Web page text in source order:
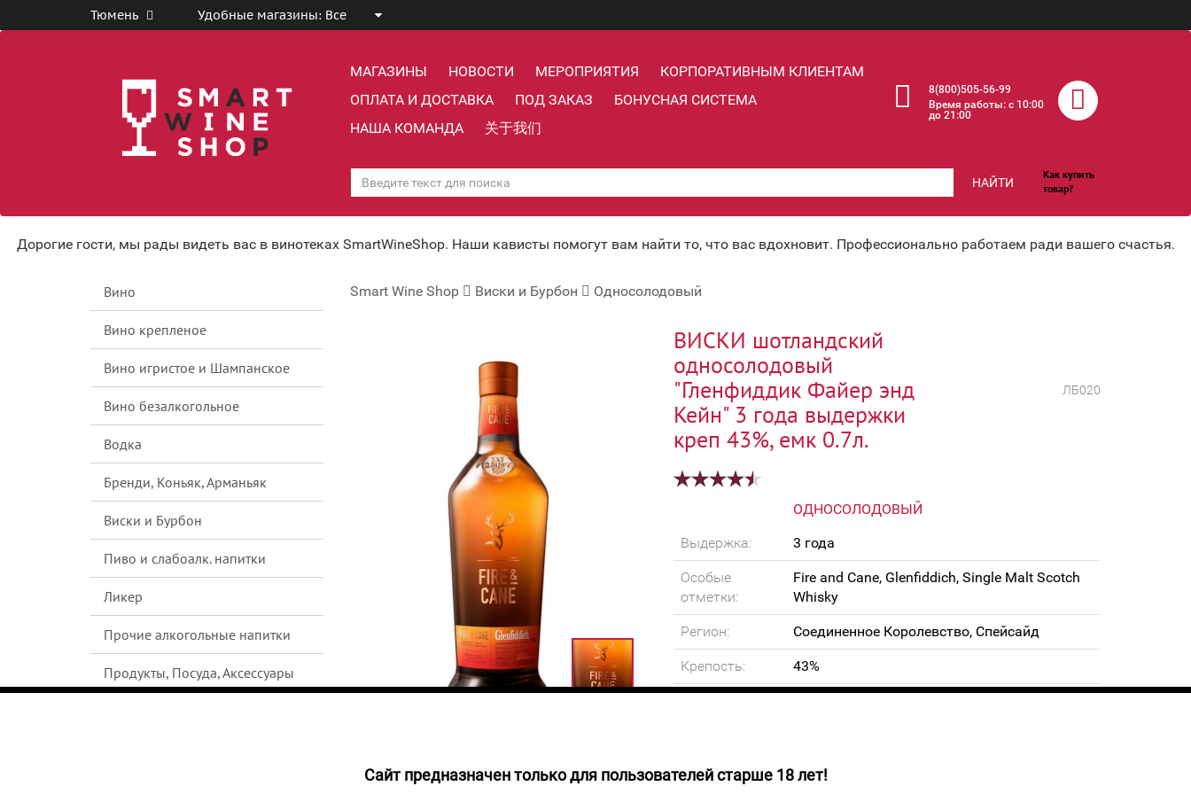
Тюмень Удобные магазины: Все
МАГАЗИНЫ НОВОСТИ МЕРОПРИЯТИЯ
КОРПОРАТИВНЫМ КЛИЕНТАМ
ОПЛАТА И ДОСТАВКА
ПОД ЗАКАЗ
БОНУСНАЯ СИСТЕМА
НАША КОМАНДА
关于我们
8(800)505-56-99
Время работы: c 10:00
до 21:00
НАЙТИ
Как купить
товар?
Дорогие гости, мы рады видеть вас в винотеках SmartWineShop. Наши кависты помогут вам найти то, что вас вдохновит. Профессионально работаем ради вашего счастья.
Вино
Вино крепленое
Вино игристое и Шампанское
Вино безалкогольное
Водка
Бренди, Коньяк, Арманьяк
Виски и Бурбон
Пиво и слабоалк. напитки
Ликер
Прочие алкогольные напитки
Продукты, Посуда, Аксессуары
Smart Wine Shop Виски и Бурбон Односолодовый
ВИСКИ шотландский
односолодовый
"Гленфиддик Файер энд
Кейн" 3 года выдержки
креп 43%, емк 0.7л.
ЛБ020
ОДНОСОЛОДОВЫЙ
Выдержка:
3 года
Особые
отметки:
Fire and Cane, Glenfiddich, Single Malt Scotch
Whisky
Регион: Соединенное Королевство, Спейсайд
Крепость: 43%
НЕТ В НАЛИЧИИ
Виски золотистого цвета с карамельными бликами. У виски
Cайт предназначен только для пользователей старше 18 лет!